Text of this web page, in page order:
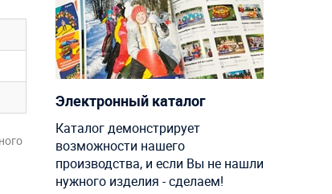
Электронный каталог
Каталог демонстрирует
возможности нашего
производства, и если Вы не нашли
нужного изделия - сделаем!